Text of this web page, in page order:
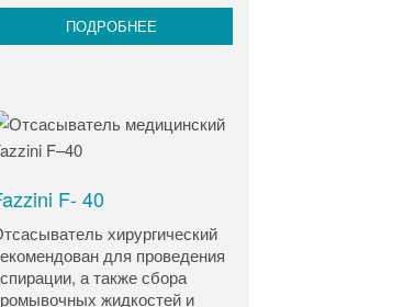
ПОДРОБНЕЕ
F- 40
хирургический
для проведения
а также сбора
жидкостей и